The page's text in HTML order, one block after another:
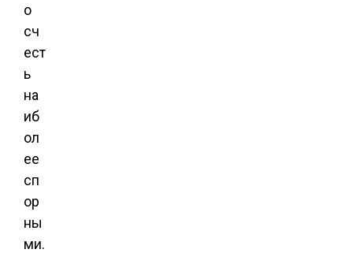
о
сч
ест
ь
на
иб
ол
ее
сп
ор
ны
ми.